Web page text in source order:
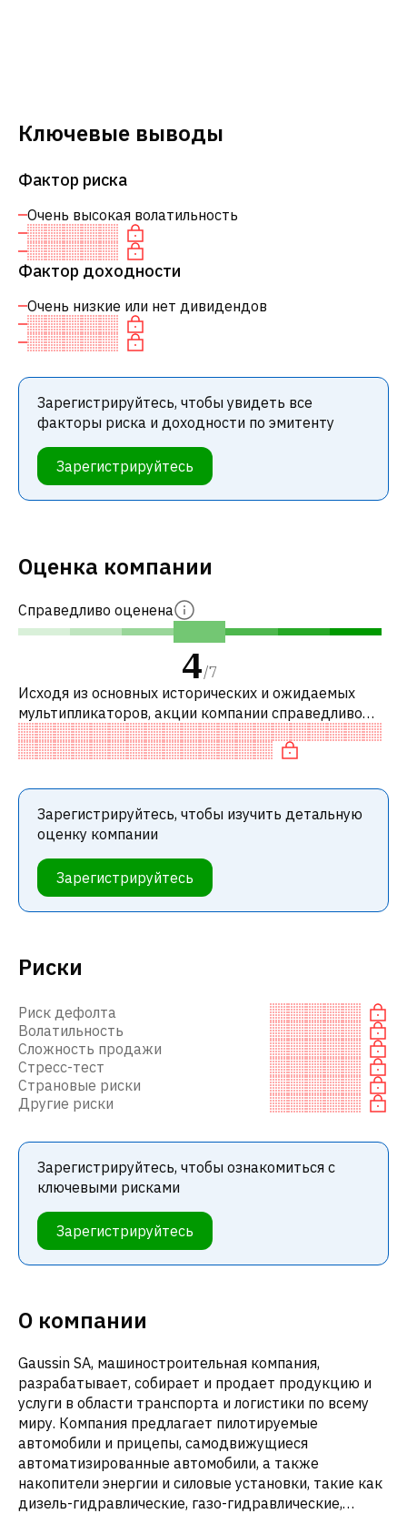
Ключевые выводы
Фактор риска
Очень высокая волатильность
Фактор доходности
Очень низкие или нет дивидендов
Зарегистрируйтесь, чтобы увидеть все
факторы риска и доходности по эмитенту
Зарегистрируйтесь
Риски
Риск дефолта
Волатильность
Сложность продажи
Стресс-тест
Страновые риски
Другие риски
Зарегистрируйтесь, чтобы ознакомиться с
ключевыми рисками
Зарегистрируйтесь
О компании
Gaussin SA, машиностроительная компания,
разрабатывает, собирает и продает продукцию и
услуги в области транспорта и логистики по всему
миру. Компания предлагает пилотируемые
автомобили и прицепы, самодвижущиеся
автоматизированные автомобили, а также
накопители энергии и силовые установки, такие как
дизель-гидравлические, газо-гидравлические,
Оценка компании
Справедливо оценена
4/7
Исходя из основных исторических и ожидаемых
мультипликаторов, акции компании справедливо
оценены по сравнению с аналогичными компаниями.
В частности, акция компании недоо
Зарегистрируйтесь, чтобы изучить детальную
оценку компании
Зарегистрируйтесь